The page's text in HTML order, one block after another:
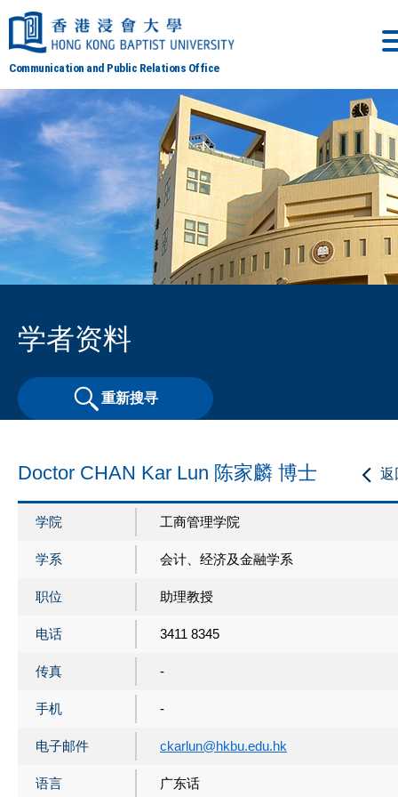
Communication and Public Relations Office
学者资料
重新搜寻
返
Doctor CHAN Kar Lun 陈家麟 博士
学院 工商管理学院
学系 会计、经济及金融学系
职位 助理教授
电话 3411 8345
传真 -
手机 -
电子邮件 ckarlun@hkbu.edu.hk
语言 广东话